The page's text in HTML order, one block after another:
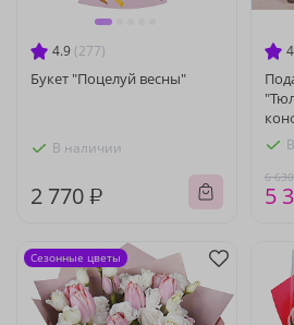
4.9 (277)
Букет "Поцелуй весны"
В наличии
2 770 ₽
6
5
Сезонные цветы